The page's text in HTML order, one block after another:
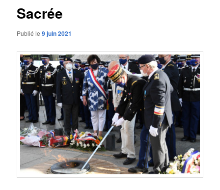
Sacrée
Publié le9 juin 2021